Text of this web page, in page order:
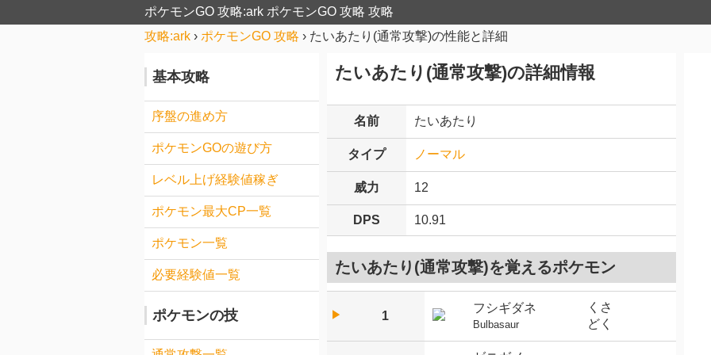
ポケモンGO 攻略:ark ポケモンGO 攻略 攻略
攻略:ark › ポケモンGO 攻略 › たいあたり(通常攻撃)の性能と詳細
たいあたり(通常攻撃)の詳細情報
名前 たいあたり
タイプ ノーマル
威力 12
DPS 10.91
たいあたり(通常攻撃)を覚えるポケモン
▶︎ 1
フシギダネ
Bulbasaur
くさ
どく
基本攻略
序盤の進め方
ポケモンGOの遊び方
レベル上げ経験値稼ぎ
ポケモン最大CP一覧
ポケモン一覧
必要経験値一覧
ポケモンの技